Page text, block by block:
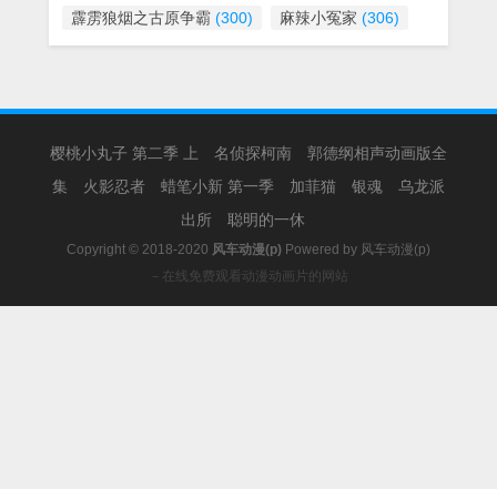
霹雳狼烟之古原争霸 (300) 麻辣小冤家 (306)
樱桃小丸子 第二季 上 名侦探柯南
郭德纲相声动画版全
集
火影忍者 蜡笔小新 第一季 加菲猫 银魂
乌龙派
出所
聪明的一休
Copyright © 2018-2020 风车动漫(p) Powered by 风车动漫(p)
－在线免费观看动漫动画片的网站